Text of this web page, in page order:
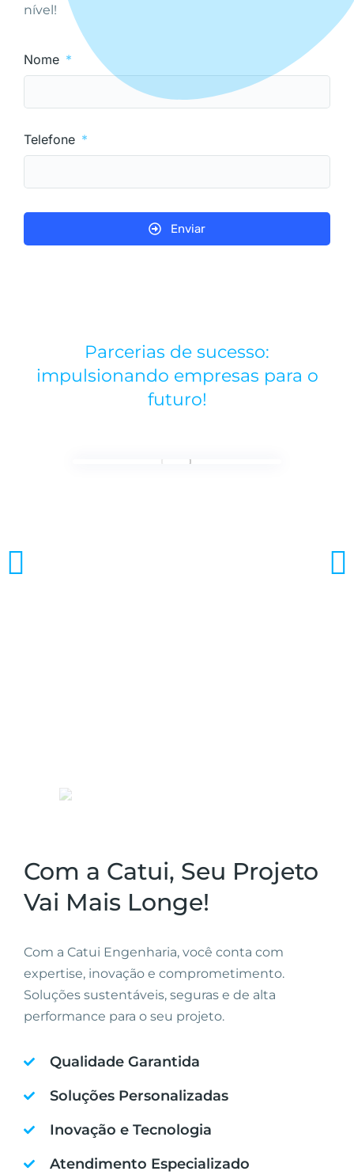
nível!
Nome
Telefone
Enviar
Parcerias de sucesso:
impulsionando empresas para o
futuro!
Com a Catui, Seu Projeto
Vai Mais Longe!
Com a Catui Engenharia, você conta com
expertise, inovação e comprometimento.
Soluções sustentáveis, seguras e de alta
performance para o seu projeto.
Qualidade Garantida
Soluções Personalizadas
Inovação e Tecnologia
Atendimento Especializado